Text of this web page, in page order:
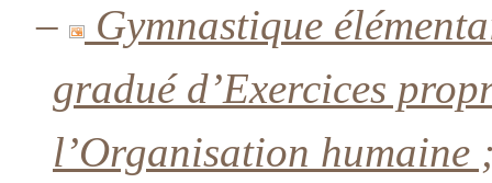
–
Gymnastique
gradué d’Exercices
l’Organisation